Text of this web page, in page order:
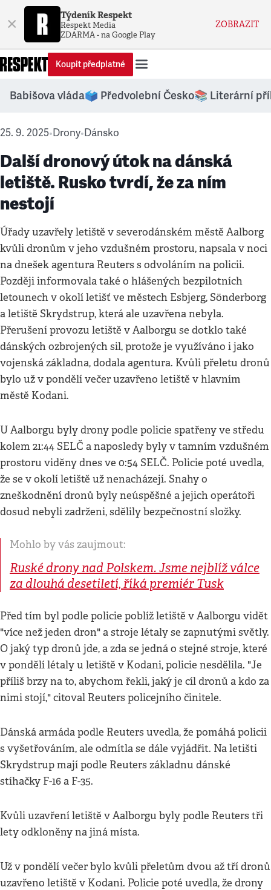
× Týdeník Respekt
Respekt Media
ZDARMA - na Google Play
ZOBRAZIT
Koupit předplatné
Babišova vláda🗳️ Předvolební Česko📚 Literární
25. 9. 2025• Drony• Dánsko
Další dronový útok na dánská
letiště. Rusko tvrdí, že za ním
nestojí
Úřady uzavřely letiště v severodánském městě Aalborg
kvůli dronům v jeho vzdušném prostoru, napsala v noci
na dnešek agentura Reuters s odvoláním na policii.
Později informovala také o hlášených bezpilotních
letounech v okolí letišť ve městech Esbjerg, Sönderborg
a letiště Skrydstrup, která ale uzavřena nebyla.
Přerušení provozu letiště v Aalborgu se dotklo také
dánských ozbrojených sil, protože je využíváno i jako
vojenská základna, dodala agentura. Kvůli přeletu dronů
bylo už v pondělí večer uzavřeno letiště v hlavním
městě Kodani.
U Aalborgu byly drony podle policie spatřeny ve středu
kolem 21:44 SELČ a naposledy byly v tamním vzdušném
prostoru viděny dnes ve 0:54 SELČ. Policie poté uvedla,
že se v okolí letiště už nenacházejí. Snahy o
zneškodnění dronů byly neúspěšné a jejich operátoři
dosud nebyli zadrženi, sdělily bezpečnostní složky.
Mohlo by vás zaujmout:
Ruské drony nad Polskem. Jsme nejblíž válce
za dlouhá desetiletí, říká premiér Tusk
Před tím byl podle policie poblíž letiště v Aalborgu vidět
"více než jeden dron" a stroje létaly se zapnutými světly.
O jaký typ dronů jde, a zda se jedná o stejné stroje, které
v pondělí létaly u letiště v Kodani, policie nesdělila. "Je
příliš brzy na to, abychom řekli, jaký je cíl dronů a kdo za
nimi stojí," citoval Reuters policejního činitele.
Dánská armáda podle Reuters uvedla, že pomáhá policii
s vyšetřováním, ale odmítla se dále vyjádřit. Na letišti
Skrydstrup mají podle Reuters základnu dánské
stíhačky F-16 a F-35.
Kvůli uzavření letiště v Aalborgu byly podle Reuters tři
lety odkloněny na jiná místa.
Už v pondělí večer bylo kvůli přeletům dvou až tří dronů
uzavřeno letiště v Kodani. Policie poté uvedla, že drony